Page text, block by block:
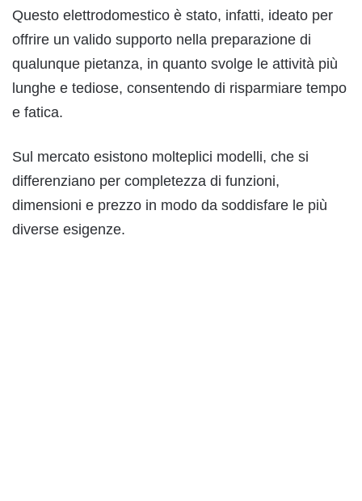
Questo elettrodomestico è stato, infatti, ideato per
offrire un valido supporto nella preparazione di
qualunque pietanza, in quanto svolge le attività più
lunghe e tediose, consentendo di risparmiare tempo
e fatica.
Sul mercato esistono molteplici modelli, che si
differenziano per completezza di funzioni,
dimensioni e prezzo in modo da soddisfare le più
diverse esigenze.